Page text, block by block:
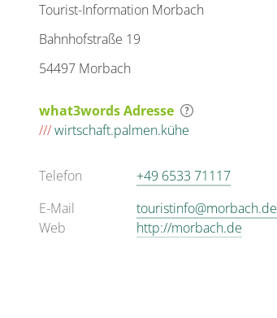
Tourist-Information Morbach
Bahnhofstraße 19
54497 Morbach
what3words Adresse
///wirtschaft.palmen.kühe
Telefon
+49 6533 71117
E-Mail
touristinfo@morbach.de
Web
http://morbach.de